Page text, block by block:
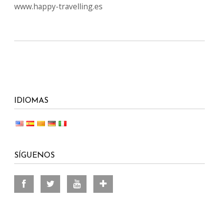
www.happy-travelling.es
IDIOMAS
SÍGUENOS